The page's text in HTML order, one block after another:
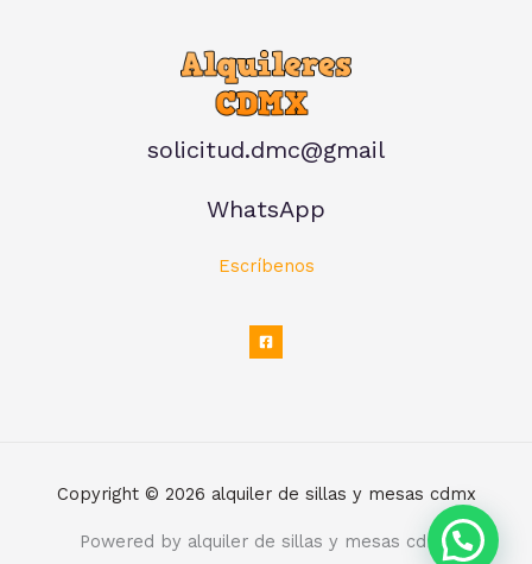
solicitud.dmc@gmail
WhatsApp
Escríbenos
Copyright © 2026 alquiler de sillas y mesas cdmx
Powered by alquiler de sillas y mesas cdmx